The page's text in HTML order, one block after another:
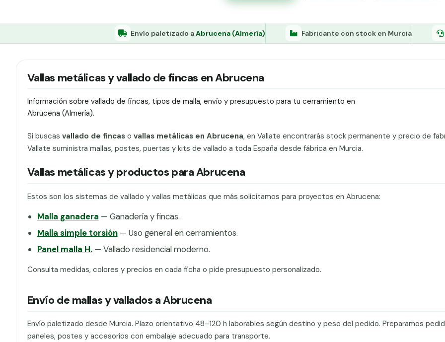
Envío paletizado aAbrucena (Almería) Fabricante con stock en Murcia
Vallas metálicas y vallado de fincas en Abrucena
Información sobre vallado de fincas, tipos de malla, envío y presupuesto para tu cerramiento en
Abrucena (Almería).
Si buscas vallado de fincaso vallas metálicas en Abrucena, en Vallate encontrarás stock permanente y precio de
Vallate suministra mallas, postes, puertas y kits de vallado a toda España desde fábrica en Murcia.
Vallas metálicas y productos para Abrucena
Estos son los sistemas de vallado y vallas metálicas que más solicitamos para proyectos en Abrucena:
Malla ganadera — Ganadería y fincas.
Malla simple torsión— Uso general en cerramientos.
Panel malla H.— Vallado residencial moderno.
Consulta medidas, colores y precios en cada ficha o pide presupuesto personalizado.
Envío de mallas y vallados a Abrucena
Envío paletizado desde Murcia. Plazo orientativo 48–120 h laborables según destino y peso del pedido. Preparamos
paneles, postes y accesorios con embalaje adecuado para transporte.